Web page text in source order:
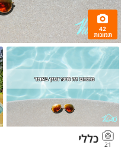
42
תמונות
21 כללי